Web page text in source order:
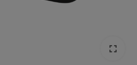
fullscreen